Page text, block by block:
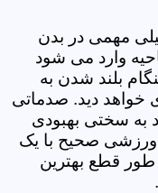
مهمی در بدن
وارد می شود
بلند شدن به
دید. صدماتی
به سختی بهبودی
ورزشی صحیح با یک
طور قطع بهترین